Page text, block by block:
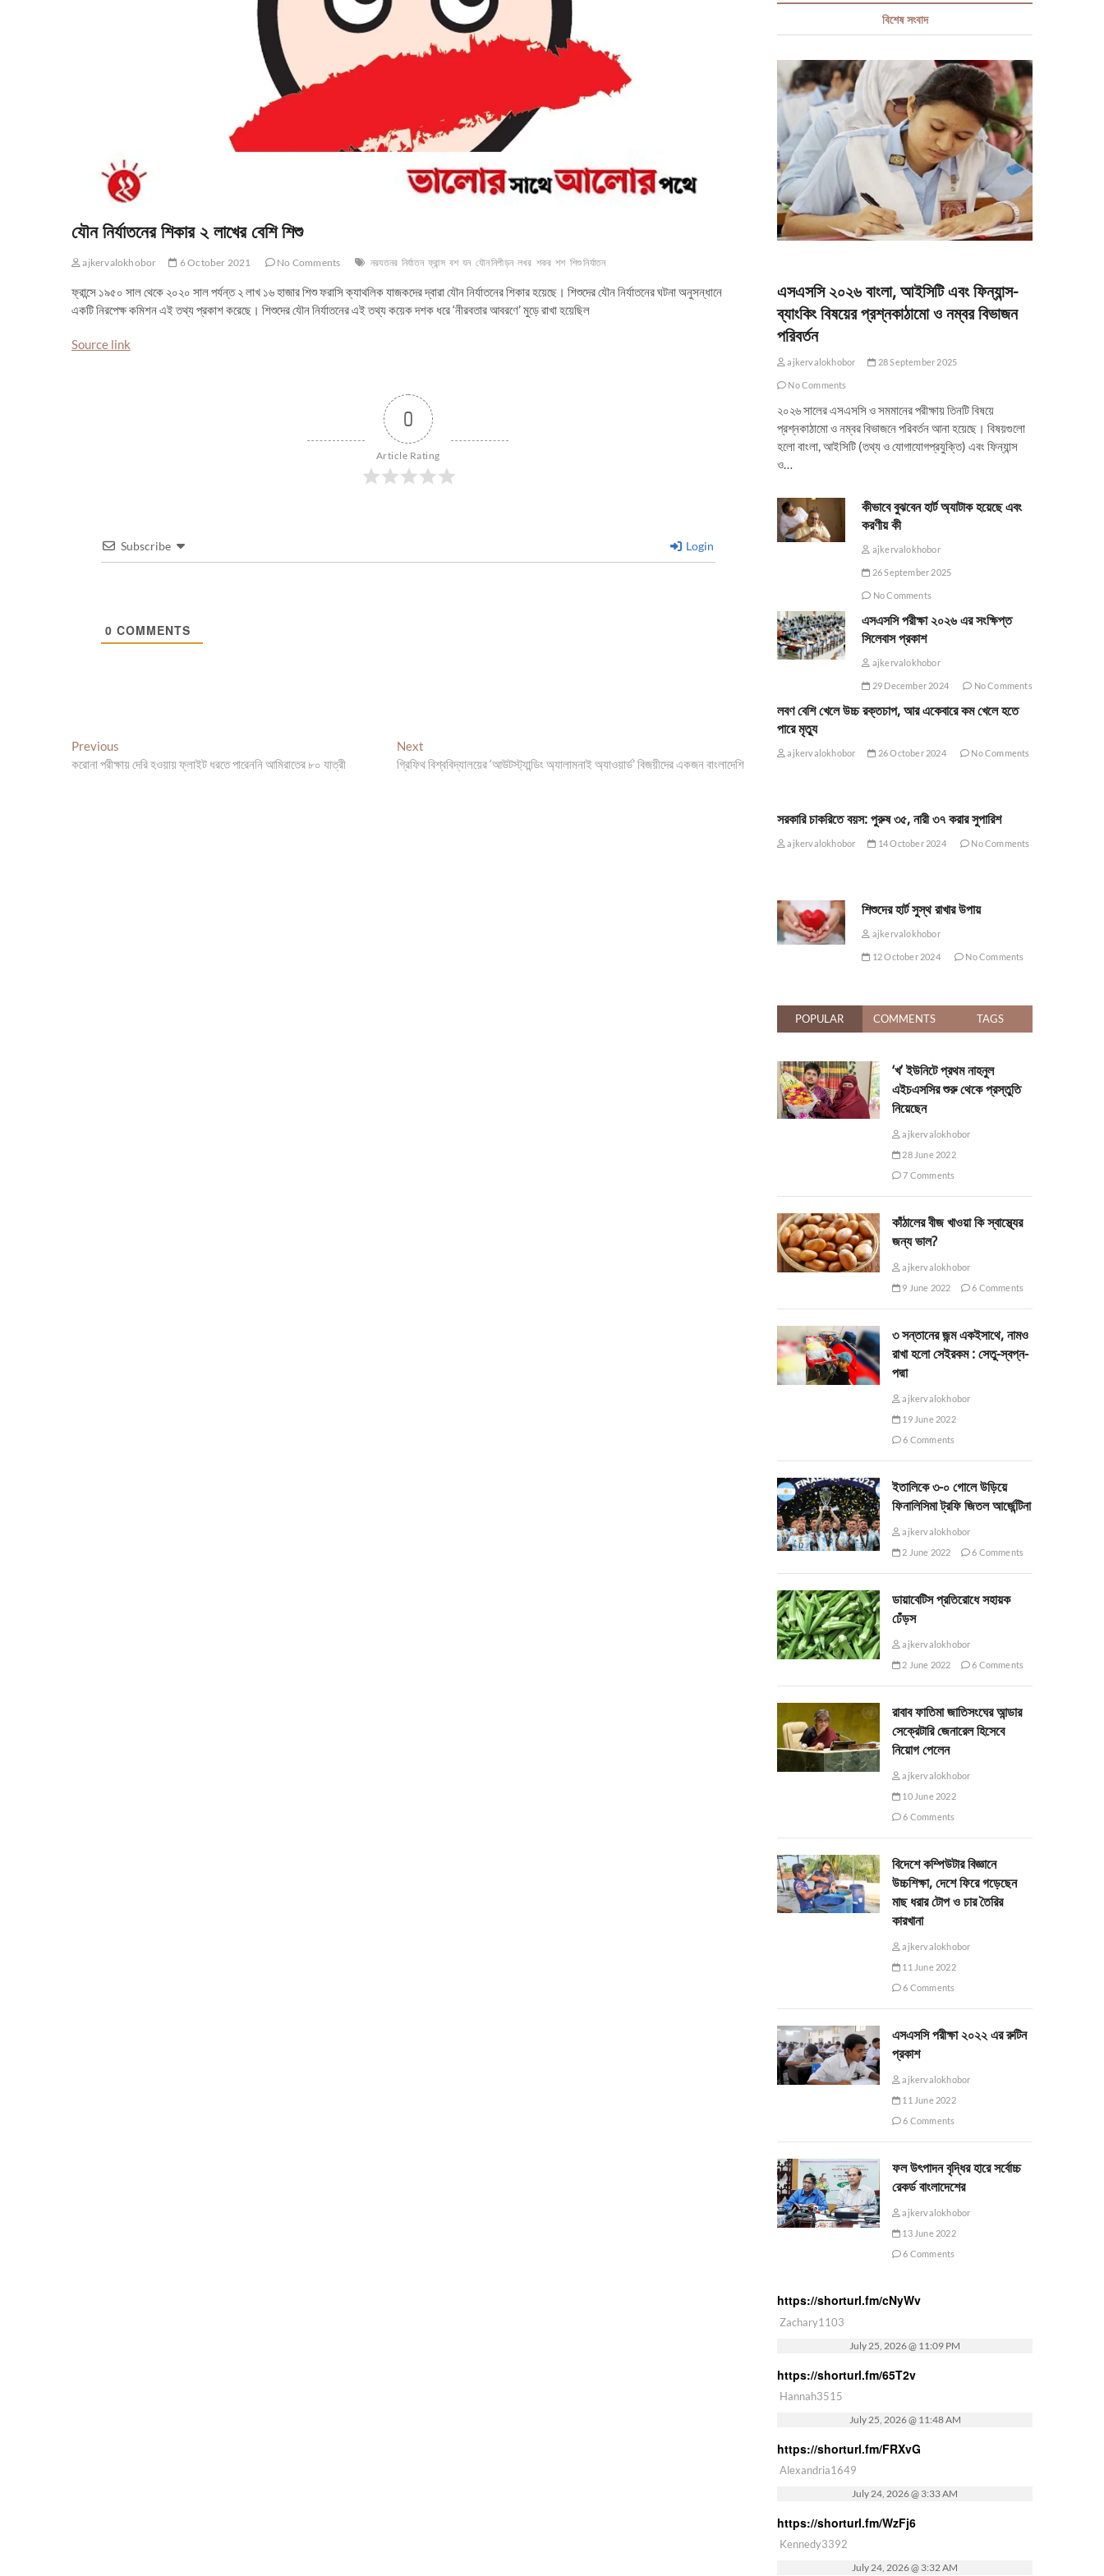
যৌন নির্যাতনের শিকার ২ লাখের বেশি শিশু
ajkervalokhobor 6 October 2021 No Comments নরযতনর নির্যাতন ফ্রান্স বশ যন যৌন নিপীড়ন লখর শকর শশ শিশু নির্যাতন
ফ্রান্সে ১৯৫০ সাল থেকে ২০২০ সাল পর্যন্ত ২ লাখ ১৬ হাজার শিশু ফরাসি ক্যাথলিক যাজকদের দ্বারা যৌন নির্যাতনের শিকার হয়েছে। শিশুদের যৌন নির্যাতনের ঘটনা অনুসন্ধানে
একটি নিরপেক্ষ কমিশন এই তথ্য প্রকাশ করেছে। শিশুদের যৌন নির্যাতনের এই তথ্য কয়েক দশক ধরে ‘নীরবতার আবরণে’ মুড়ে রাখা হয়েছিল
Source link
0
Article Rating
Subscribe Login
0 COMMENTS
Post
navigation
Previous
post:
করোনা পরীক্ষায় দেরি হওয়ায় ফ্লাইট ধরতে পারেননি আমিরাতের ৮০ যাত্রী
Next
post:
গ্রিফিথ বিশ্ববিদ্যালয়ের ‘আউটস্ট্যান্ডিং অ্যালামনাই অ্যাওয়ার্ড’ বিজয়ীদের একজন বাংলাদেশি
বিশেষ সংবাদ
এসএসসি ২০২৬ বাংলা, আইসিটি এবং ফিন্যান্স-
ব্যাংকিং বিষয়ের প্রশ্নকাঠামো ও নম্বর বিভাজন
পরিবর্তন
ajkervalokhobor 28 September 2025
No Comments
২০২৬ সালের এসএসসি ও সমমানের পরীক্ষায় তিনটি বিষয়ে
প্রশ্নকাঠামো ও নম্বর বিভাজনে পরিবর্তন আনা হয়েছে। বিষয়গুলো
হলো বাংলা, আইসিটি (তথ্য ও যোগাযোগপ্রযুক্তি) এবং ফিন্যান্স
ও…
কীভাবে বুঝবেন হার্ট অ্যাটাক হয়েছে এবং
করণীয় কী
ajkervalokhobor
26 September 2025
No Comments
এসএসসি পরীক্ষা ২০২৬ এর সংক্ষিপ্ত
সিলেবাস প্রকাশ
ajkervalokhobor
29 December 2024 No Comments
লবণ বেশি খেলে উচ্চ রক্তচাপ, আর একেবারে কম খেলে হতে
পারে মৃত্যু
ajkervalokhobor 26 October 2024 No Comments
সরকারি চাকরিতে বয়স: পুরুষ ৩৫, নারী ৩৭ করার সুপারিশ
ajkervalokhobor 14 October 2024 No Comments
শিশুদের হার্ট সুস্থ রাখার উপায়
ajkervalokhobor
12 October 2024 No Comments
POPULAR COMMENTS TAGS
‘খ’ ইউনিটে প্রথম নাহনুল
এইচএসসির শুরু থেকে প্রস্তুতি
নিয়েছেন
ajkervalokhobor
28 June 2022
7 Comments
কাঁঠালের বীজ খাওয়া কি স্বাস্থ্যের
জন্য ভাল?
ajkervalokhobor
9 June 2022
6 Comments
৩ সন্তানের জন্ম একইসাথে, নামও
রাখা হলো সেইরকম : সেতু-স্বপ্ন-
পদ্মা
ajkervalokhobor
19 June 2022
6 Comments
ইতালিকে ৩-০ গোলে উড়িয়ে
ফিনালিসিমা ট্রফি জিতল আর্জেন্টিনা
ajkervalokhobor
2 June 2022
6 Comments
ডায়াবেটিস প্রতিরোধে সহায়ক
ঢেঁড়স
ajkervalokhobor
2 June 2022
6 Comments
রাবাব ফাতিমা জাতিসংঘের আন্ডার
সেক্রেটারি জেনারেল হিসেবে
নিয়োগ পেলেন
ajkervalokhobor
10 June 2022
6 Comments
বিদেশে কম্পিউটার বিজ্ঞানে
উচ্চশিক্ষা, দেশে ফিরে গড়েছেন
মাছ ধরার টোপ ও চার তৈরির
কারখানা
ajkervalokhobor
11 June 2022
6 Comments
এসএসসি পরীক্ষা ২০২২ এর রুটিন
প্রকাশ
ajkervalokhobor
11 June 2022
6 Comments
ফল উৎপাদন বৃদ্ধির হারে সর্বোচ্চ
রেকর্ড বাংলাদেশের
ajkervalokhobor
13 June 2022
6 Comments
https://shorturl.fm/cNyWv
Zachary1103
July 25, 2026 @ 11:09 PM
https://shorturl.fm/65T2v
Hannah3515
July 25, 2026 @ 11:48 AM
https://shorturl.fm/FRXvG
Alexandria1649
July 24, 2026 @ 3:33 AM
https://shorturl.fm/WzFj6
Kennedy3392
July 24, 2026 @ 3:32 AM